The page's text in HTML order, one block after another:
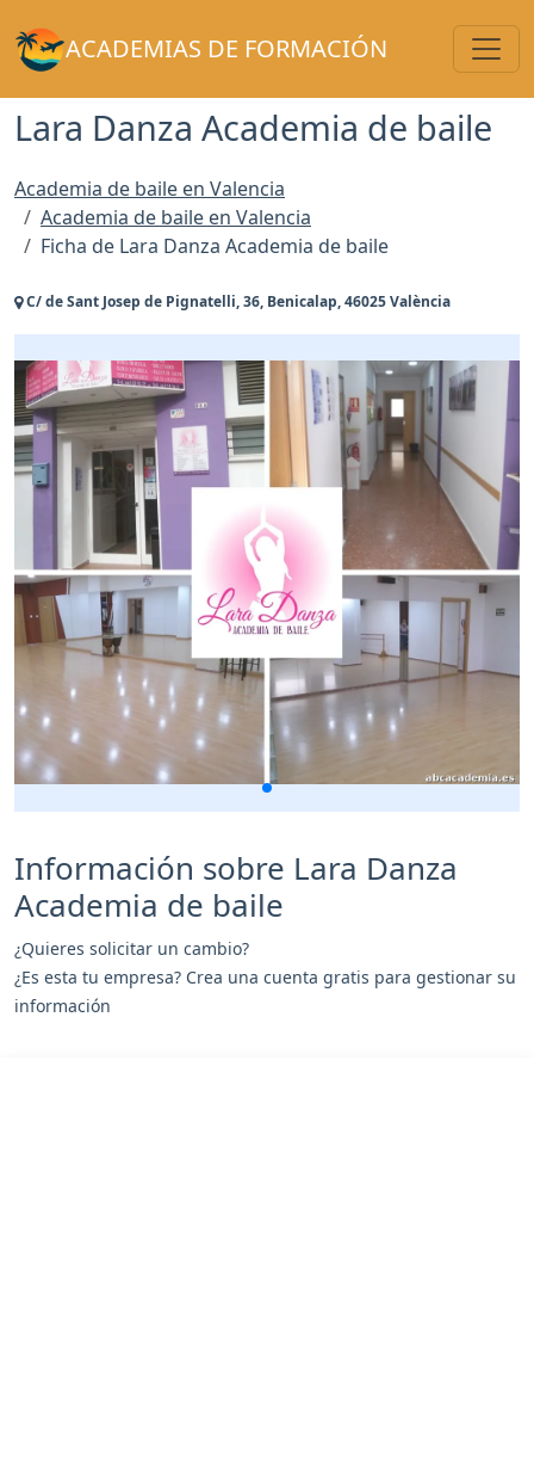
ACADEMIAS DE FORMACIÓN
Lara Danza Academia de baile
Academia de baile en Valencia
Academia de baile en Valencia
Ficha de Lara Danza Academia de baile
C/ de Sant Josep de Pignatelli, 36, Benicalap, 46025 València
Información sobre Lara Danza
Academia de baile
¿Quieres solicitar un cambio?
¿Es esta tu empresa? Crea una cuenta gratis para gestionar su
información